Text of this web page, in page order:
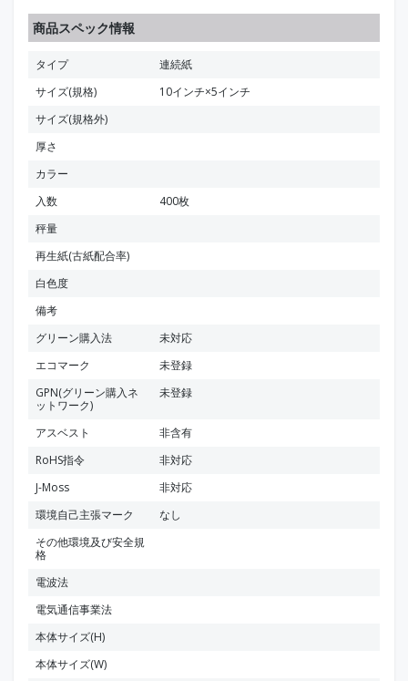
商品スペック情報
タイプ
連続紙
サイズ(規格)
10インチ×5インチ
サイズ(規格外)
厚さ
カラー
入数
400枚
秤量
再生紙(古紙配合率)
白色度
備考
グリーン購入法
未対応
エコマーク
未登録
GPN(グリーン購入ネ
ットワーク)
未登録
アスベスト
非含有
RoHS指令
非対応
J-Moss
非対応
環境自己主張マーク
なし
その他環境及び安全規
格
電波法
電気通信事業法
本体サイズ(H)
本体サイズ(W)